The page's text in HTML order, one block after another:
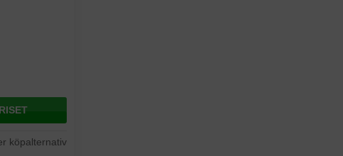
köpalternativ